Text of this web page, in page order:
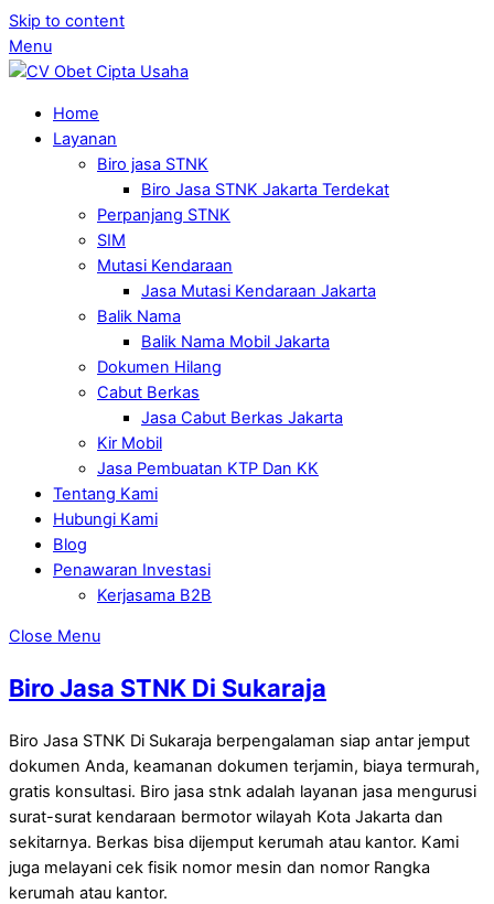
Skip to content
Menu
Home
Layanan
Biro jasa STNK
Biro Jasa STNK Jakarta Terdekat
Perpanjang STNK
SIM
Mutasi Kendaraan
Jasa Mutasi Kendaraan Jakarta
Balik Nama
Balik Nama Mobil Jakarta
Dokumen Hilang
Cabut Berkas
Jasa Cabut Berkas Jakarta
Kir Mobil
Jasa Pembuatan KTP Dan KK
Tentang Kami
Hubungi Kami
Blog
Penawaran Investasi
Kerjasama B2B
Close Menu
Biro Jasa STNK Di Sukaraja
Biro Jasa STNK Di Sukaraja berpengalaman siap antar jemput
dokumen Anda, keamanan dokumen terjamin, biaya termurah,
gratis konsultasi. Biro jasa stnk adalah layanan jasa mengurusi
surat-surat kendaraan bermotor wilayah Kota Jakarta dan
sekitarnya. Berkas bisa dijemput kerumah atau kantor. Kami
juga melayani cek fisik nomor mesin dan nomor Rangka
kerumah atau kantor.